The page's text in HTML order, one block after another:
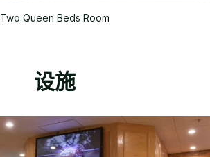
Two Queen Beds Room
设施